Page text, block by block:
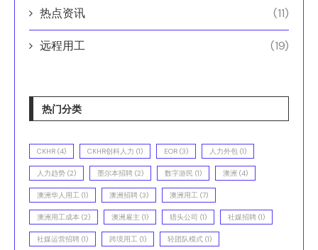
热点资讯 (11)
远程用工 (19)
热门分类
CKHR (4) CKHR创科人力 (1) EOR (3) 人力外包 (1)
人力趋势 (2) 墨尔本招聘 (2) 数字游民 (1) 澳洲 (4)
澳洲华人用工 (1) 澳洲招聘 (3) 澳洲用工 (7)
澳洲用工成本 (2) 澳洲雇主 (1) 猎头公司 (1) 社媒招聘 (1)
社媒运营招聘 (1) 跨境用工 (1) 轻团队模式 (1)